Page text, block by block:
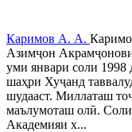
Каримов А. А.
Азимҷон
уми январи соли 1998
шаҳри Хуҷанд
шудааст. Миллаташ
маълумоташ олӣ.
Академияи х...